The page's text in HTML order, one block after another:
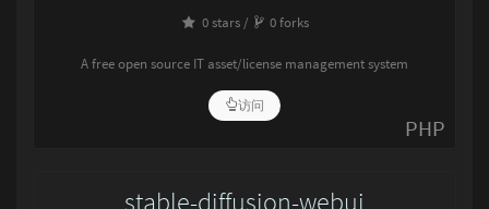
PHP
0 stars / 0 forks
A free open source IT asset/license management system
访问
stable-diffusion-webui